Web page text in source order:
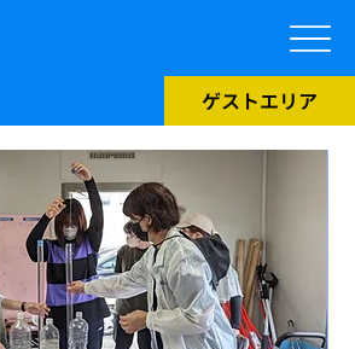
ゲストエリア